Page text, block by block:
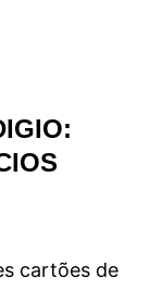
cartões de